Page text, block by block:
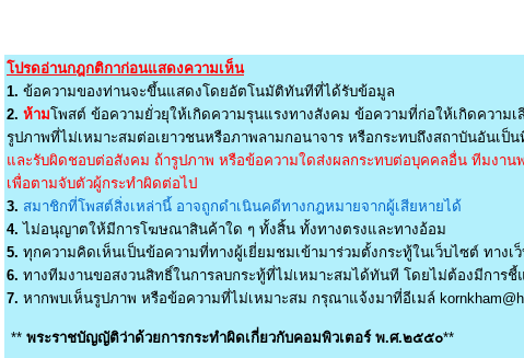
โปรดอ่านกฎกติกาก่อนแสดงความเห็น
1. ข้อความของท่านจะขึ้นแสดงโดยอัตโนมัติทันทีที่ได้รับข้อมูล
2. ห้ามโพสต์ ข้อความยั่วยุให้เกิดความรุนแรงทางสังคม ข้อความที่ก่อให้เกิดความ
รูปภาพที่ไม่เหมาะสมต่อเยาวชนหรือภาพลามกอนาจาร หรือกระทบถึงสถาบันอันเป็น
และรับผิดชอบต่อสังคม ถ้ารูปภาพ หรือข้อความใดส่งผลกระทบต่อบุคคลอื่น ทีมงาน
เพื่อตามจับตัวผู้กระทำผิดต่อไป
3. สมาชิกที่โพสต์สิ่งเหล่านี้ อาจถูกดำเนินคดีทางกฎหมายจากผู้เสียหายได้
4. ไม่อนุญาตให้มีการโฆษณาสินค้าใด ๆ ทั้งสิ้น ทั้งทางตรงและทางอ้อม
5. ทุกความคิดเห็นเป็นข้อความที่ทางผู้เยี่ยมชมเข้ามาร่วมตั้งกระทู้ในเว็บไซต์ ทางเ
6. ทางทีมงานขอสงวนสิทธิ์ในการลบกระทู้ที่ไม่เหมาะสมได้ทันที โดยไม่ต้องมีการ
7. หากพบเห็นรูปภาพ หรือข้อความที่ไม่เหมาะสม กรุณาแจ้งมาที่อีเมล์
** พระราชบัญญัติว่าด้วยการกระทำผิดเกี่ยวกับคอมพิวเตอร์ พ.ศ.๒๕๕๐**